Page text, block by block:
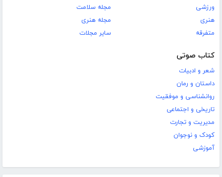
ورزشی
هنری
متفرقه
مجله سلامت
مجله هنری
سایر مجلات
کتاب صوتی
شعر و ادبیات
داستان و رمان
روانشناسی و موفقیت
تاریخی و اجتماعی
مدیریت و تجارت
کودک و نوجوان
آموزشی